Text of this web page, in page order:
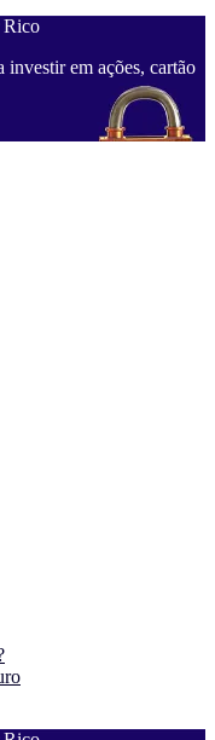
Rico
investir em ações, cartão